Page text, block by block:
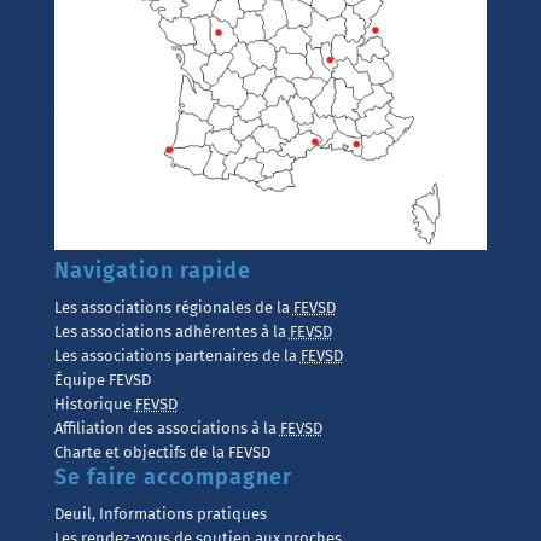
Aide aux personnes endeuillées
RÉSEAU INTERASSOCIATIF DE SOUTIEN ET D’AIDE AUX PERSONNES
Navigation rapide
Les associations régionales de la FEVSD
Les associations adhérentes à la FEVSD
Les associations partenaires de la FEVSD
Équipe FEVSD
Historique FEVSD
Affiliation des associations à la FEVSD
Charte et objectifs de la FEVSD
Se faire accompagner
Deuil, Informations pratiques